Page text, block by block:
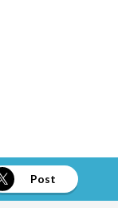
Post